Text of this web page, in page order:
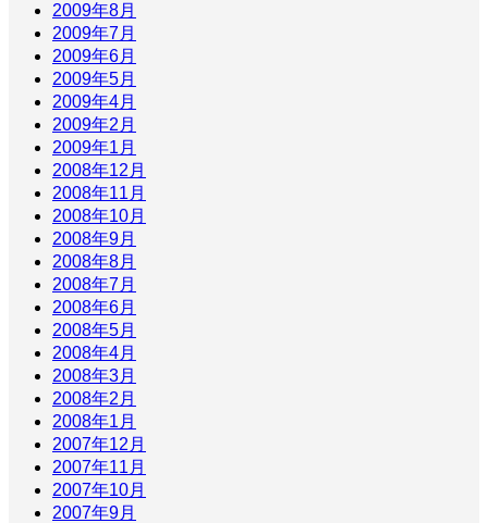
2009年8月
2009年7月
2009年6月
2009年5月
2009年4月
2009年2月
2009年1月
2008年12月
2008年11月
2008年10月
2008年9月
2008年8月
2008年7月
2008年6月
2008年5月
2008年4月
2008年3月
2008年2月
2008年1月
2007年12月
2007年11月
2007年10月
2007年9月